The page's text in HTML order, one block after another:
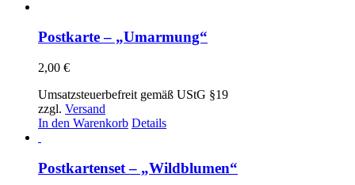
Postkarte – „Umarmung“
2,00 €
Umsatzsteuerbefreit gemäß UStG §19
zzgl. Versand
In den Warenkorb Details
Postkartenset – „Wildblumen“